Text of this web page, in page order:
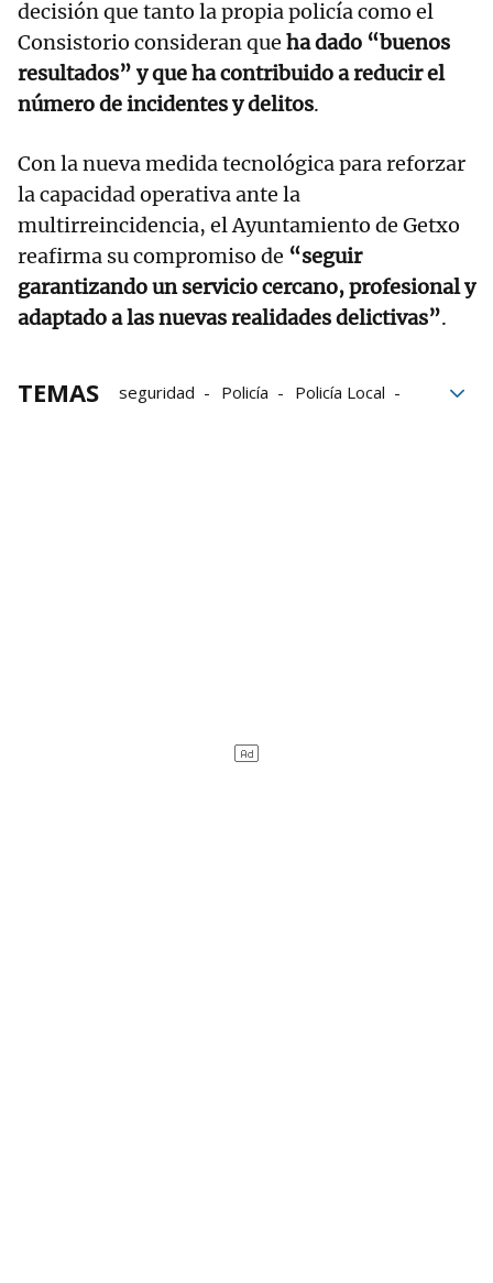
decisión que tanto la propia policía como el
Consistorio consideran que ha dado “buenos
resultados” y que ha contribuido a reducir el
número de incidentes y delitos.
Con la nueva medida tecnológica para reforzar
la capacidad operativa ante la
multirreincidencia, el Ayuntamiento de Getxo
reafirma su compromiso de “seguir
garantizando un servicio cercano, profesional y
adaptado a las nuevas realidades delictivas”.
TEMAS seguridad Policía
Policía Local